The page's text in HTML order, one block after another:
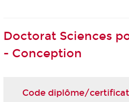
Doctorat Sciences
- Conception
Code diplôme/